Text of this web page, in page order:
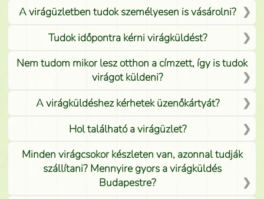
A virágüzletben tudok személyesen is vásárolni?
Tudok időpontra kérni virágküldést?
Nem tudom mikor lesz otthon a címzett, így is tudok
virágot küldeni?
A virágküldéshez kérhetek üzenőkártyát?
Hol található a virágüzlet?
Minden virágcsokor készleten van, azonnal tudják
szállítani? Mennyire gyors a virágküldés
Budapestre?